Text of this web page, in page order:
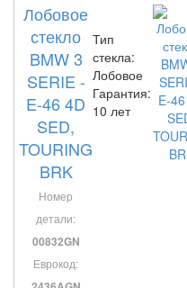
Лобовое
стекло
BMW 3
SERIE -
E-46 4D
SED,
TOURING
BRK
Номер
детали:
00832GN
Еврокод:
Тип
стекла:
Лобовое
Гарантия:
10 лет